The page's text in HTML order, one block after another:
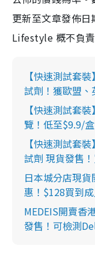
更新至文章發佈
Lifestyle 概不負
【快速測試套
試劑！獲歐盟
【快速測試套
覽！低至$9.9/
【快速測試套
試劑 現貨發售
日本城分店現
惠！$128買到
MEDEIS開賣香
發售！可檢測